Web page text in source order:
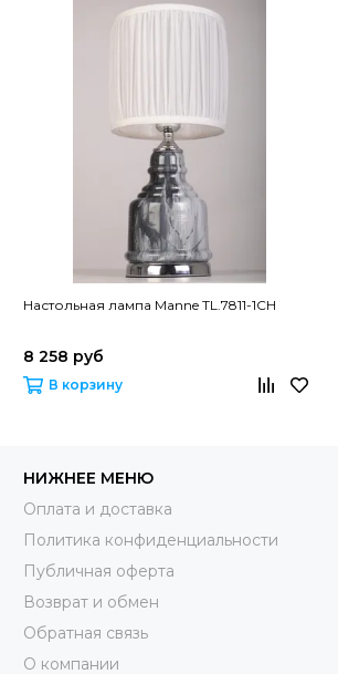
Настольная лампа Manne TL.7811-1CH
8 258 руб
В корзину
НИЖНЕЕ МЕНЮ
Оплата и доставка
Политика конфиденциальности
Публичная оферта
Возврат и обмен
Обратная связь
О компании